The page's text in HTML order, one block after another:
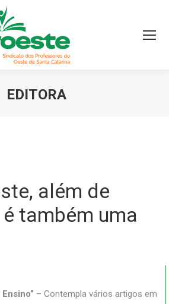
EDITORA
além de
também uma
– Contempla vários artigos em